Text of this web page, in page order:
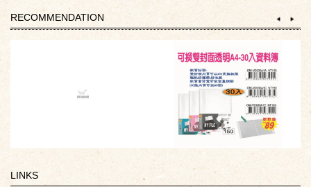
RECOMMENDATION
LINKS